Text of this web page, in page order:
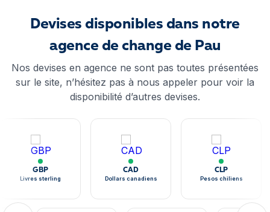
Devises disponibles dans notre
agence de change de Pau
Nos devises en agence ne sont pas toutes présentées
sur le site, n’hésitez pas à nous appeler pour voir la
disponibilité d’autres devises.
GBP
Livres sterling
CAD
Dollars canadiens
CLP
Pesos chiliens